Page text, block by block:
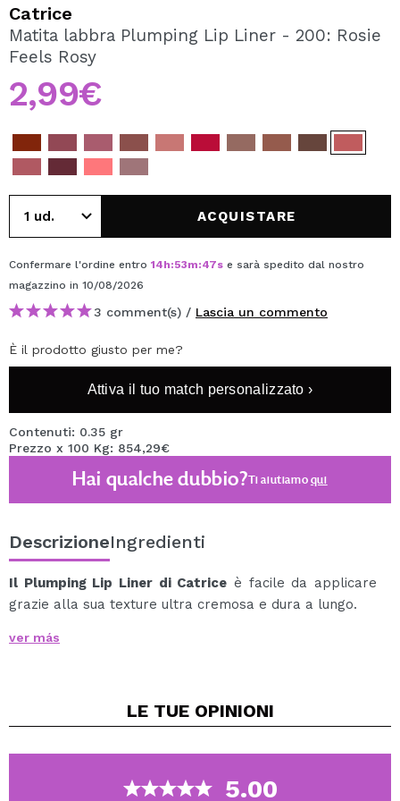
Creando un account su Maquibeauty.it potrai fare i tuoi
acquisti velocemente, controllare lo stato dei tuoi ordini e
CREARE UN ACCOUNT
Catrice
Matita labbra Plumping Lip Liner - 200: Rosie
Feels Rosy
2,99€
ACQUISTARE
Confermare l'ordine entro 14h:53m:47s e sarà spedito dal nostro
magazzino in 10/08/2026
3 comment(s) / Lascia un commento
È il prodotto giusto per me?
Attiva il tuo match personalizzato ›
Contenuti: 0.35 gr
Prezzo x 100 Kg: 854,29€
Hai qualche dubbio?Ti aiutiamoqui
DescrizioneIngredienti
Il Plumping Lip Liner di Catrice è facile da applicare
grazie alla sua texture ultra cremosa e dura a lungo.
Devi solo delineare le labbra una volta con la matita
Non hai voglia di un altro prodotto oggi? Quindi usa il
labbra.
Elevata efficacia su tutta la linea: il risultato è un trucco
labbra precisissimo che idrata e dona volume.
ver más
LE TUE OPINIONI
5.00